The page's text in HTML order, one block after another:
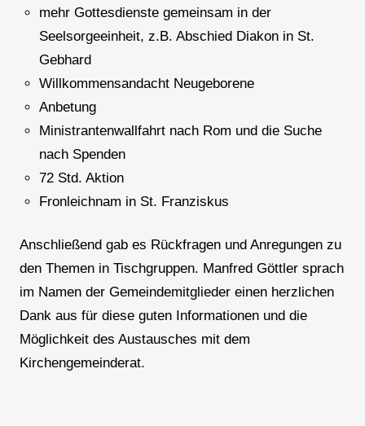
mehr Gottesdienste gemeinsam in der
Seelsorgeeinheit, z.B. Abschied Diakon in St.
Gebhard
Willkommensandacht Neugeborene
Anbetung
Ministrantenwallfahrt nach Rom und die Suche
nach Spenden
72 Std. Aktion
Fronleichnam in St. Franziskus
Anschließend gab es Rückfragen und Anregungen zu
den Themen in Tischgruppen. Manfred Göttler sprach
im Namen der Gemeindemitglieder einen herzlichen
Dank aus für diese guten Informationen und die
Möglichkeit des Austausches mit dem
Kirchengemeinderat.